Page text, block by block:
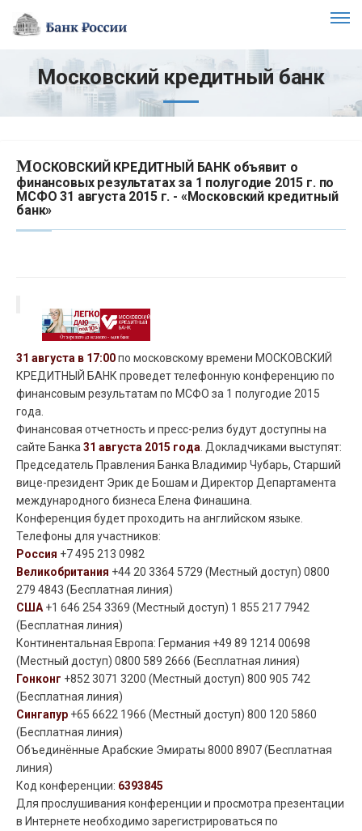
Московский кредитный банк
МОСКОВСКИЙ КРЕДИТНЫЙ БАНК объявит о
финансовых результатах за 1 полугодие 2015 г. по
МСФО 31 августа 2015 г. - «Московский кредитный
банк»
31 августа в 17:00по московскому времени МОСКОВСКИЙ
КРЕДИТНЫЙ БАНК проведет телефонную конференцию по
финансовым результатам по МСФО за 1 полугодие 2015
года.
Финансовая отчетность и пресс-релиз будут доступны на
сайте Банка 31 августа 2015 года . Докладчиками выступят:
Председатель Правления Банка Владимир Чубарь, Старший
вице-президент Эрик де Бошам и Директор Департамента
международного бизнеса Елена Финашина.
Конференция будет проходить на английском языке.
Телефоны для участников:
Россия +7 495 213 0982
Великобритания +44 20 3364 5729 (Местный доступ) 0800
279 4843 (Бесплатная линия)
США +1 646 254 3369 (Местный доступ) 1 855 217 7942
(Бесплатная линия)
Континентальная Европа: Германия +49 89 1214 00698
(Местный доступ) 0800 589 2666 (Бесплатная линия)
Гонконг +852 3071 3200 (Местный доступ) 800 905 742
(Бесплатная линия)
Сингапур +65 6622 1966 (Местный доступ) 800 120 5860
(Бесплатная линия)
Объединённые Арабские Эмираты 8000 8907 (Бесплатная
линия)
Код конференции: 6393845
Для прослушивания конференции и просмотра презентации
в Интернете необходимо зарегистрироваться по